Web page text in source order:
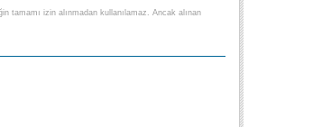
tamamı izin alınmadan kullanılamaz. Ancak alınan